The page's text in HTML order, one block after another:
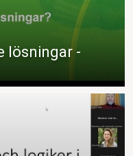
lösningar -